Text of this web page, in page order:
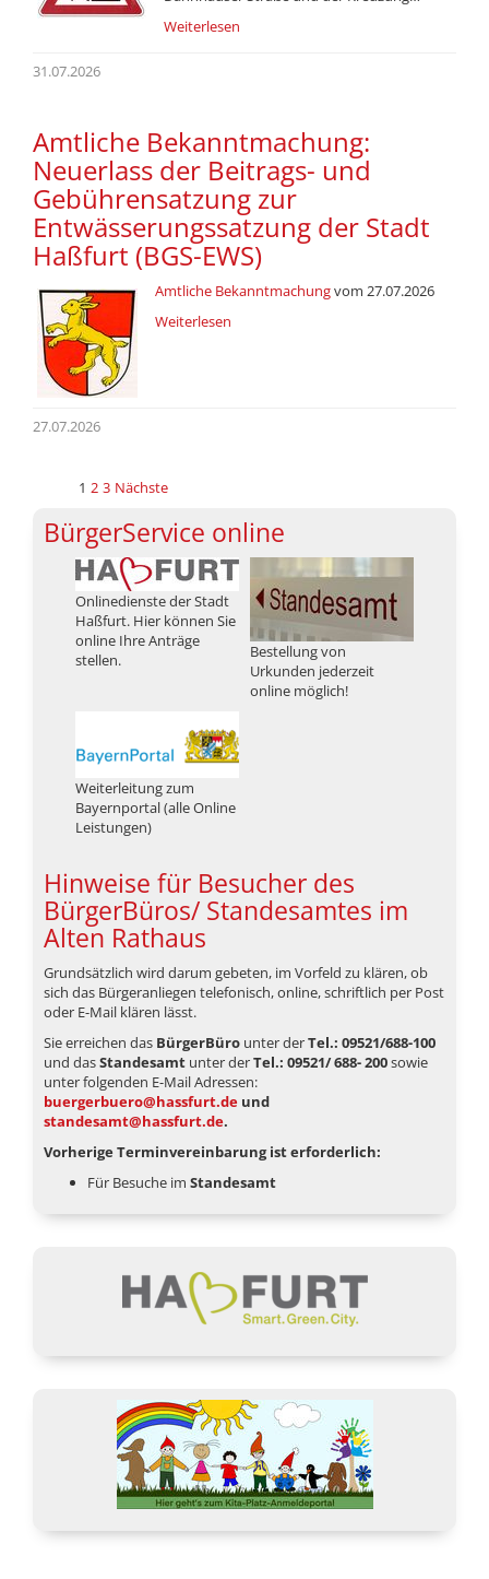
Weiterlesen
31.07.2026
Amtliche Bekanntmachung:
Neuerlass der Beitrags- und
Gebührensatzung zur
Entwässerungssatzung der Stadt
Haßfurt (BGS-EWS)
Amtliche Bekanntmachungvom 27.07.2026
Weiterlesen
27.07.2026
1 2 3 Nächste
BürgerService online
Onlinedienste der Stadt
Haßfurt. Hier können Sie
online Ihre Anträge
stellen.
Bestellung von
Urkunden jederzeit
online möglich!
Weiterleitung zum
Bayernportal (alle Online
Leistungen)
Hinweise für Besucher des
BürgerBüros/ Standesamtes im
Alten Rathaus
Grundsätzlich wird darum gebeten, im Vorfeld zu klären, ob
sich das Bürgeranliegen telefonisch, online, schriftlich per Post
oder E-Mail klären lässt.
Sie erreichen das BürgerBüro unter derTel.: 09521/688-100
und dasStandesamt unter derTel.: 09521/ 688- 200sowie
unter folgenden E-Mail Adressen:
buergerbuero@hassfurt.de und
standesamt@hassfurt.de.
Vorherige Terminvereinbarung ist erforderlich:
Für Besuche im Standesamt